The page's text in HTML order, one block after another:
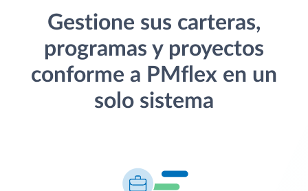
Gestione sus carteras,
programas y proyectos
conforme a PMflex en un
solo sistema